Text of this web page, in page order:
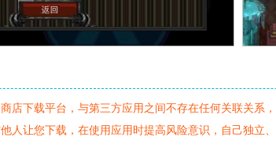
店下载平台，与第三方应用之间不存在任何关联关系
人让您下载，在使用应用时提高风险意识，自己独立